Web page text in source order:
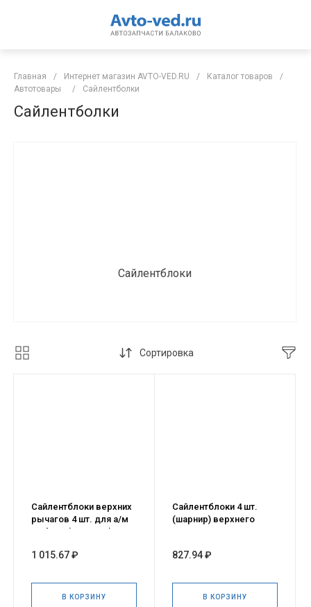
Главная / Интернет магазин AVTO-VED.RU / Каталог товаров
/
Автотовары
/ Сайлентболки
Сайлентболки
Сайлентблоки
Сортировка
Сайлентблоки верхних
рычагов 4 шт. для а/м
Соболь (УралПТБ)
1 015.67 ₽
В КОРЗИНУ
Сайлентблоки 4 шт.
(шарнир) верхнего
827.94 ₽
В КОРЗИНУ